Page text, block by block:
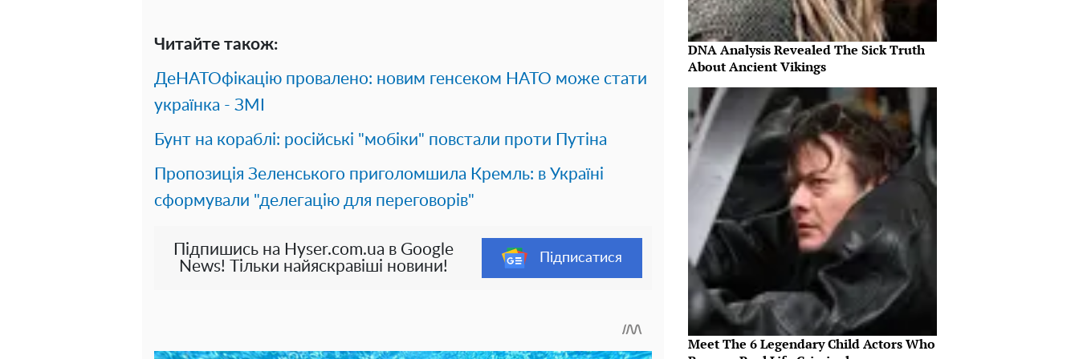
Читайте також:
ДеНАТОфікацію провалено: новим генсеком НАТО може стати
українка - ЗМІ
Бунт на кораблі: російські "мобіки" повстали проти Путіна
Пропозиція Зеленського приголомшила Кремль: в Україні
сформували "делегацію для переговорів"
Підпишись на Hyser.com.ua в Google
News! Тільки найяскравіші новини!
Підписатися
DNA Analysis Revealed The Sick Truth
About Ancient Vikings
Meet The 6 Legendary Child Actors Who